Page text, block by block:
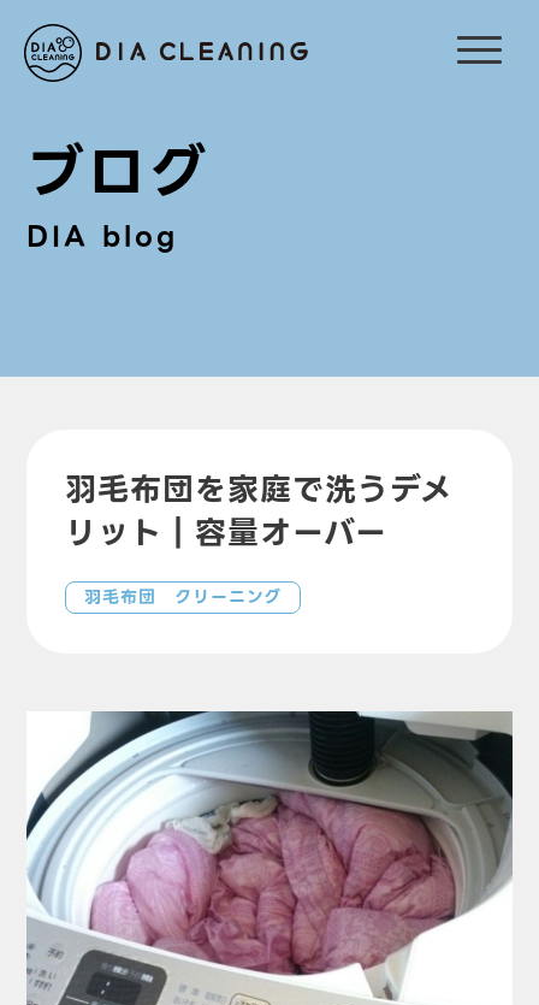
ブログ
DIA blog
羽毛布団を家庭で洗うデメ
リット｜容量オーバー
羽毛布団 クリーニング